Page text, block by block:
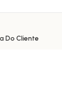
Do Cliente